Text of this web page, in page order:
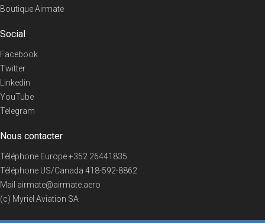
Boutique Airmate
Social
Facebook
Twitter
Linkedin
YouTube
Telegram
Nous contacter
Téléphone Europe+352 26441835
Téléphone US/Canada 418-592-8862
Mail airmate@airmate.aero
(c) Myriel Aviation SA